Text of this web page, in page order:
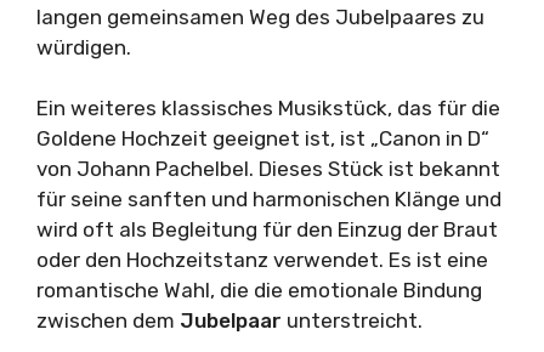
langen gemeinsamen Weg des Jubelpaares zu
würdigen.
Ein weiteres klassisches Musikstück, das für die
Goldene Hochzeit geeignet ist, ist „Canon in D“
von Johann Pachelbel. Dieses Stück ist bekannt
für seine sanften und harmonischen Klänge und
wird oft als Begleitung für den Einzug der Braut
oder den Hochzeitstanz verwendet. Es ist eine
romantische Wahl, die die emotionale Bindung
zwischen dem Jubelpaar unterstreicht.